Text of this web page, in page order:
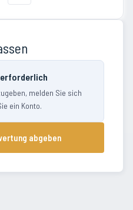
melden Sie sich
ein Konto.
abgeben